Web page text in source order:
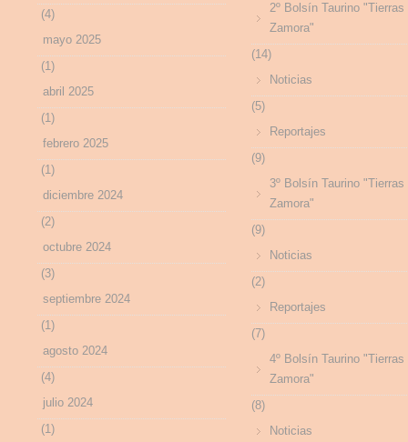
(4)
mayo 2025
(1)
abril 2025
(1)
febrero 2025
(1)
diciembre 2024
(2)
octubre 2024
(3)
septiembre 2024
(1)
agosto 2024
(4)
julio 2024
(1)
2º Bolsín Taurino "Tierras
Zamora"
(14)
Noticias
(5)
Reportajes
(9)
3º Bolsín Taurino "Tierras
Zamora"
(9)
Noticias
(2)
Reportajes
(7)
4º Bolsín Taurino "Tierras
Zamora"
(8)
Noticias